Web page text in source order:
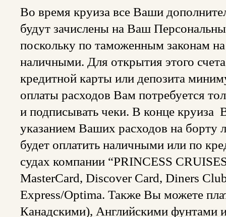
Во время круиза все Ваши
будут зачислены на Ваш
поскольку по таможенным законам
наличными. Для открытия этого
кредитной карты или депозита
оплаты расходов Вам потребуется
и подписывать чеки. В конце круиза
указанием Ваших расходов на борту
будет оплатить наличными или по
судах компании “PRINCESS
MasterCard, Discover Card, Diners
Express/Optima. Также Вы можете
Канадскими), Английскими фунтами